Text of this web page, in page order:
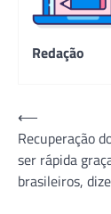
Redação
Navegação
de
Post
⟵
Recuperação
ser rápida
brasileiros,